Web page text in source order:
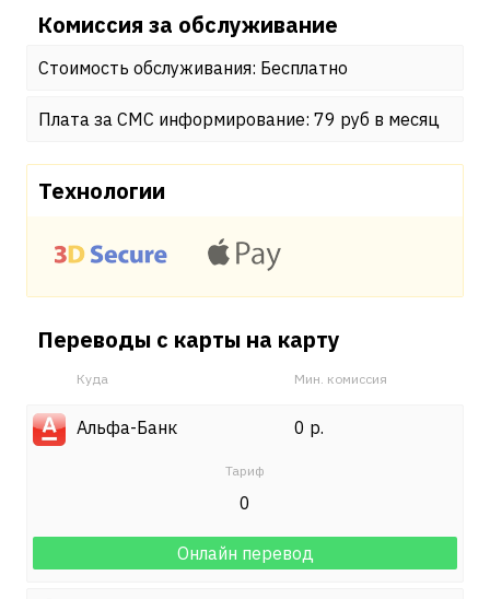
Комиссия за обслуживание
Стоимость обслуживания: Бесплатно
Плата за СМС информирование: 79 руб в месяц
Технологии
Переводы с карты на карту
Куда Мин. комиссия
Альфа-Банк 0 р.
0
Онлайн перевод